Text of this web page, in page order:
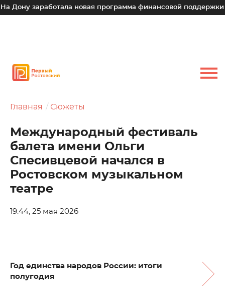
новая программа финансовой поддержки для
Главная Сюжеты
Международный фестиваль
балета имени Ольги
Спесивцевой начался в
Ростовском музыкальном
театре
19:44, 25 мая 2026
Год единства народов России: итоги
полугодия